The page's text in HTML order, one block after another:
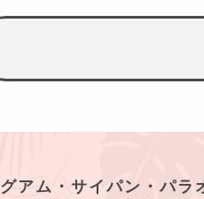
グアム・サイパン・パラ